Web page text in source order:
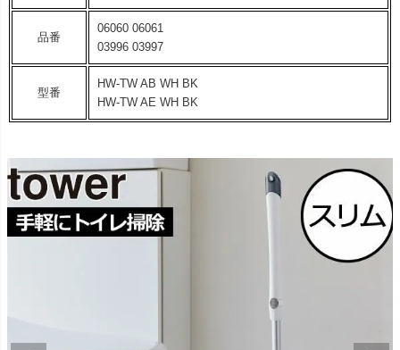
品番
06060 06061
03996 03997
型番
HW-TW AB WH BK
HW-TW AE WH BK